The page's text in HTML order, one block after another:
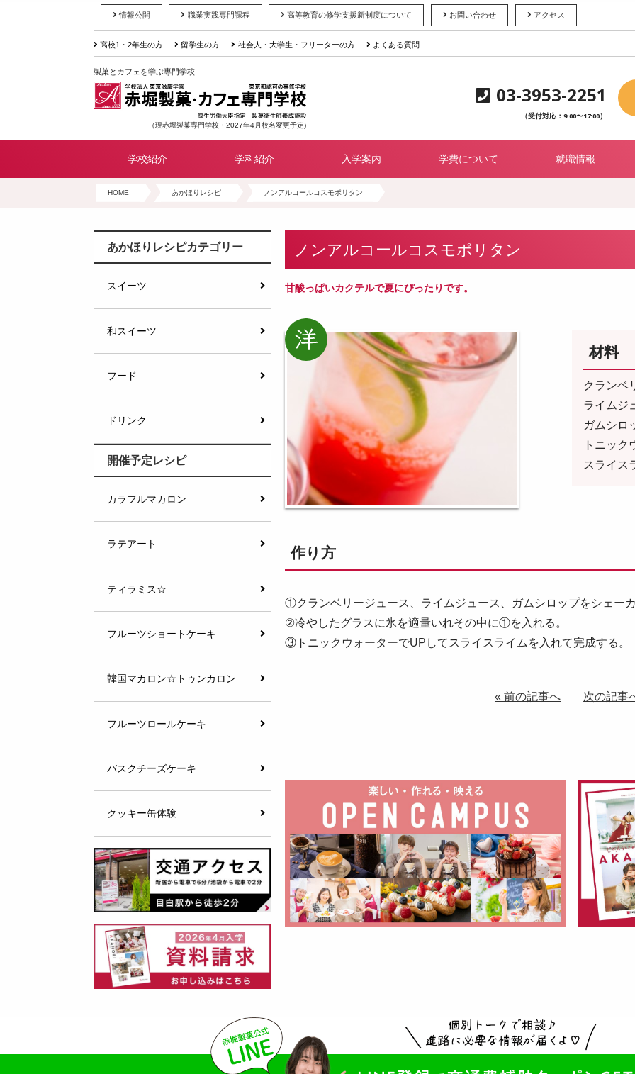
情報公開 職業実践専門課程 高等教育の修学支援新制度について お問い合わせ アクセス
高校1・2年生の方 留学生の方 社会人・大学生・フリーターの方 よくある質問
製菓とカフェを学ぶ専門学校
（現赤堀製菓専門学校・2027年4月校名変更予定)
03-3953-2251
（受付対応：9:00〜17:00）
学校紹介 学科紹介 入学案内 学費について 就職情報
HOME あかほりレシピ ノンアルコールコスモポリタン
ノンアルコールコスモポリタン
甘酸っぱいカクテルで夏にぴったりです。
材料
クラン
ライ
ガム
トニ
スラ
作り方
①クランベリージュース、ライムジュース、ガムシロップをシェー
②冷やしたグラスに氷を適量いれその中に①を入れる。
③トニックウォーターでUPしてスライスライムを入れて完成する。
« 前の記事へ 次の記事
あかほりレシピカテゴリー
スイーツ
和スイーツ
フード
ドリンク
開催予定レシピ
カラフルマカロン
ラテアート
ティラミス☆
フルーツショートケーキ
韓国マカロン☆トゥンカロン
フルーツロールケーキ
バスクチーズケーキ
クッキー缶体験